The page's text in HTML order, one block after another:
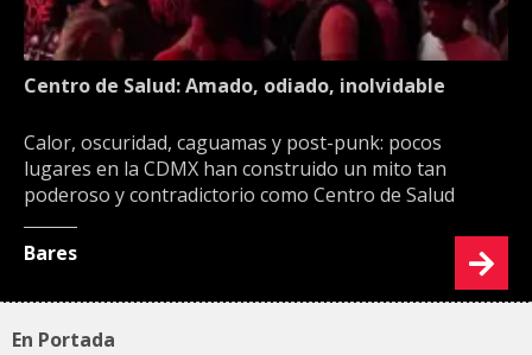
Centro de Salud: Amado, odiado, inolvidable
Calor, oscuridad, caguamas y post-punk: pocos
lugares en la CDMX han construido un mito tan
poderoso y contradictorio como Centro de Salud
Bares
En Portada